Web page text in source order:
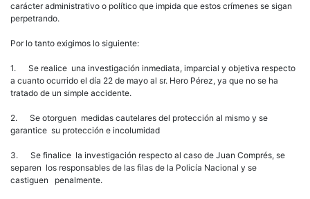
carácter administrativo o político que impida que estos crímenes se sigan
perpetrando.
Por lo tanto exigimos lo siguiente:
1. Se realice una investigación inmediata, imparcial y objetiva respecto
a cuanto ocurrido el día 22 de mayo al sr. Hero Pérez, ya que no se ha
tratado de un simple accidente.
2. Se otorguen medidas cautelares del protección al mismo y se
garantice su protección e incolumidad
3. Se finalice la investigación respecto al caso de Juan Comprés, se
separen los responsables de las filas de la Policía Nacional y se
castiguen penalmente.